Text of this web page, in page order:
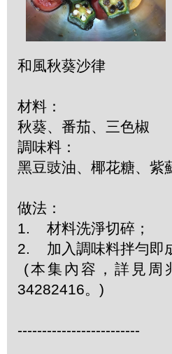
和風秋葵沙律
材料：
秋葵、番茄、三色椒
調味料：
黑豆豉油、椰花糖、紫
做法：
1. 材料洗淨切碎；
2. 加入調味料拌勻即
(本集內容，詳見周
34282416。)
-------------------------